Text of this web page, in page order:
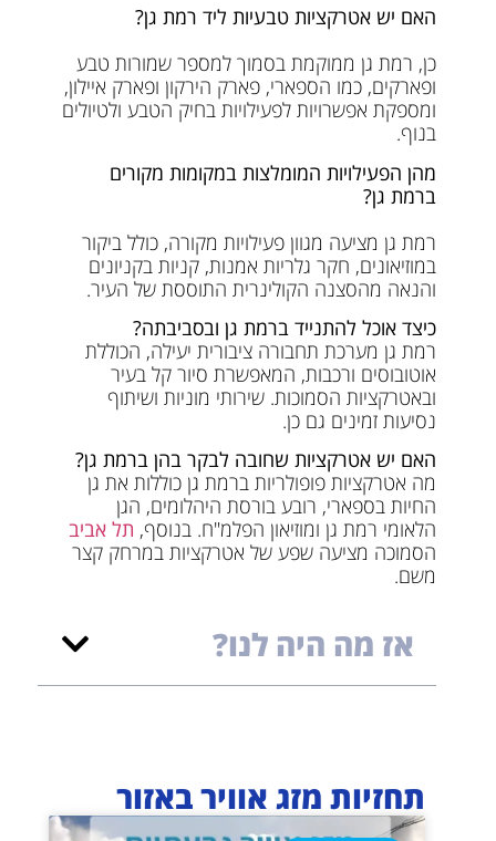
האם יש אטרקציות טבעיות ליד רמת גן?
כן, רמת גן ממוקמת בסמוך למספר שמורות טבע
ופארקים, כמו הספארי, פארק הירקון ופארק איילון,
ומספקת אפשרויות לפעילויות בחיק הטבע ולטיולים
בנוף.
מהן הפעילויות המומלצות במקומות מקורים
ברמת גן?
רמת גן מציעה מגוון פעילויות מקורה, כולל ביקור
במוזיאונים, חקר גלריות אמנות, קניות בקניונים
והנאה מהסצנה הקולינרית התוססת של העיר.
כיצד אוכל להתנייד ברמת גן ובסביבתה?
רמת גן מערכת תחבורה ציבורית יעילה, הכוללת
אוטובוסים ורכבות, המאפשרת סיור קל בעיר
ובאטרקציות הסמוכות. שירותי מוניות ושיתוף
נסיעות זמינים גם כן.
האם יש אטרקציות שחובה לבקר בהן ברמת גן?
מה אטרקציות פופולריות ברמת גן כוללות את גן
החיות בספארי, רובע בורסת היהלומים, הגן
הלאומי רמת גן ומוזיאון הפלמ"ח. בנוסף, תל אביב
הסמוכה מציעה שפע של אטרקציות במרחק קצר
משם.
אז מה היה לנו?
תחזיות מזג אוויר באזור